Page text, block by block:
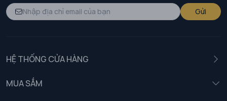
Gửi
HỆ THỐNG CỬA HÀNG
MUA SẮM